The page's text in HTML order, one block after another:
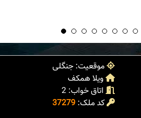
موقعیت: جنگلی
ویلا همکف
اتاق خواب: 2
کد ملک: 37279